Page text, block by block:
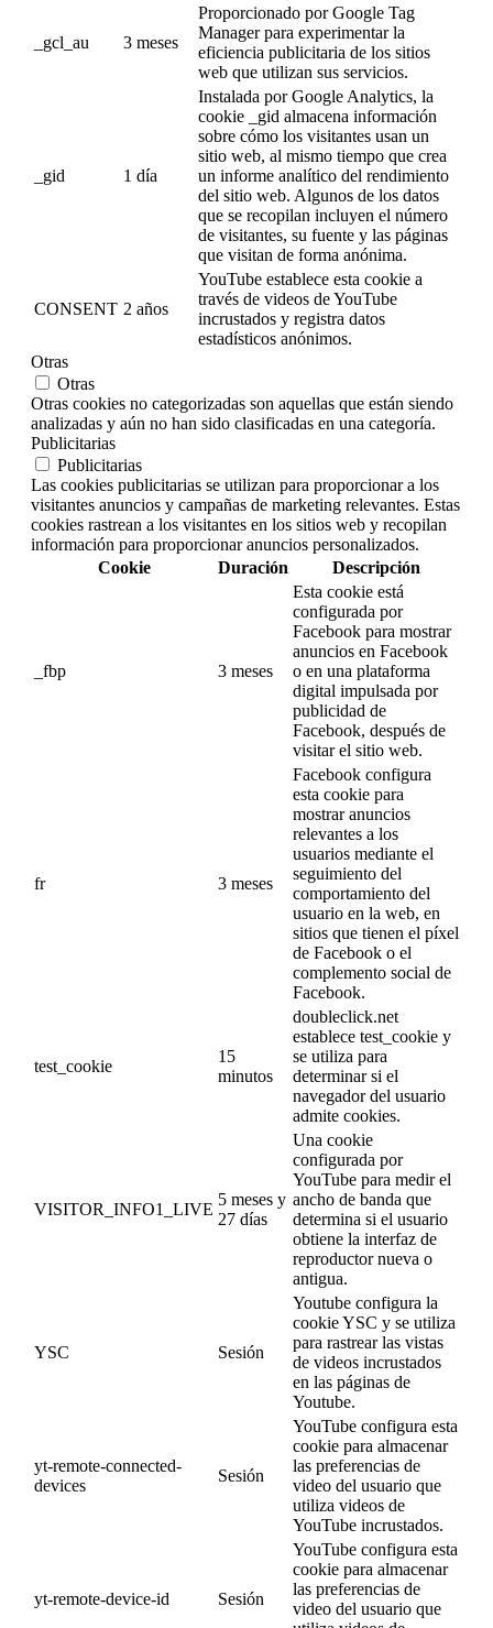
_gcl_au 3 meses
Proporcionado por Google Tag
Manager para experimentar la
eficiencia publicitaria de los sitios
web que utilizan sus servicios.
_gid 1 día
Instalada por Google Analytics, la
cookie _gid almacena información
sobre cómo los visitantes usan un
sitio web, al mismo tiempo que crea
un informe analítico del rendimiento
del sitio web. Algunos de los datos
que se recopilan incluyen el número
de visitantes, su fuente y las páginas
que visitan de forma anónima.
CONSENT 2 años
YouTube establece esta cookie a
través de videos de YouTube
incrustados y registra datos
estadísticos anónimos.
Otras
Otras
Otras cookies no categorizadas son aquellas que están siendo
analizadas y aún no han sido clasificadas en una categoría.
Publicitarias
Publicitarias
Las cookies publicitarias se utilizan para proporcionar a los
visitantes anuncios y campañas de marketing relevantes. Estas
cookies rastrean a los visitantes en los sitios web y recopilan
información para proporcionar anuncios personalizados.
Cookie
Duración Descripción
_fbp 3 meses
Esta cookie está
configurada por
Facebook para mostrar
anuncios en Facebook
o en una plataforma
digital impulsada por
publicidad de
Facebook, después de
visitar el sitio web.
fr 3 meses
Facebook configura
esta cookie para
mostrar anuncios
relevantes a los
usuarios mediante el
seguimiento del
comportamiento del
usuario en la web, en
sitios que tienen el píxel
de Facebook o el
complemento social de
Facebook.
test_cookie
15
minutos
doubleclick.net
establece test_cookie y
se utiliza para
determinar si el
navegador del usuario
admite cookies.
VISITOR_INFO1_LIVE
5 meses y
27 días
Una cookie
configurada por
YouTube para medir el
ancho de banda que
determina si el usuario
obtiene la interfaz de
reproductor nueva o
antigua.
YSC Sesión
Youtube configura la
cookie YSC y se utiliza
para rastrear las vistas
de videos incrustados
en las páginas de
Youtube.
yt-remote-connected-
devices
Sesión
YouTube configura esta
cookie para almacenar
las preferencias de
video del usuario que
utiliza videos de
YouTube incrustados.
yt-remote-device-id Sesión
YouTube configura esta
cookie para almacenar
las preferencias de
video del usuario que